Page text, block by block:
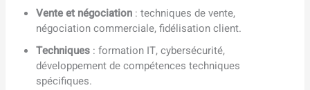
Vente et négociation : techniques de vente,
négociation commerciale, fidélisation client.
Techniques : formation IT, cybersécurité,
développement de compétences techniques
spécifiques.